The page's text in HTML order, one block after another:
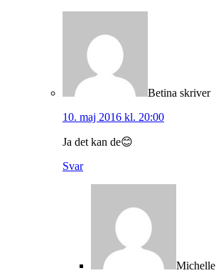
Betina skriver
10. maj 2016 kl. 20:00
Ja det kan de😊
Svar
Michelle